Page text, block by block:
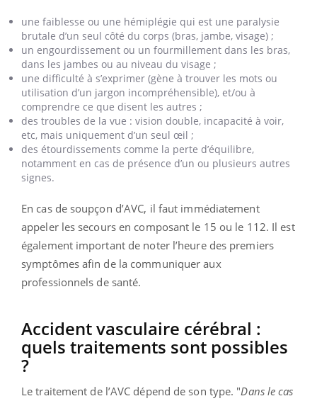
une faiblesse ou une hémiplégie qui est une paralysie
brutale d’un seul côté du corps (bras, jambe, visage) ;
un engourdissement ou un fourmillement dans les bras,
dans les jambes ou au niveau du visage ;
une difficulté à s’exprimer (gène à trouver les mots ou
utilisation d’un jargon incompréhensible), et/ou à
comprendre ce que disent les autres ;
des troubles de la vue : vision double, incapacité à voir,
etc, mais uniquement d’un seul œil ;
des étourdissements comme la perte d’équilibre,
notamment en cas de présence d’un ou plusieurs autres
signes.
En cas de soupçon d’AVC, il faut immédiatement
appeler les secours en composant le 15 ou le 112. Il est
également important de noter l’heure des premiers
symptômes afin de la communiquer aux
professionnels de santé.
Accident vasculaire cérébral :
quels traitements sont possibles
?
Le traitement de l’AVC dépend de son type. "Dans le cas